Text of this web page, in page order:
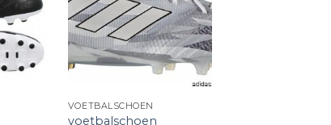
VOETBALSCHOEN
voetbalschoen